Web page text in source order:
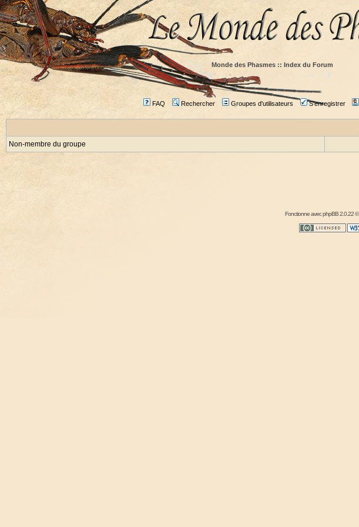
Monde des Phasmes :: Index du Forum
FAQ Rechercher Groupes d'utilisateurs S'enregistrer
Non-membre du groupe
Fonctionne avecphpBB2.0.22 ©